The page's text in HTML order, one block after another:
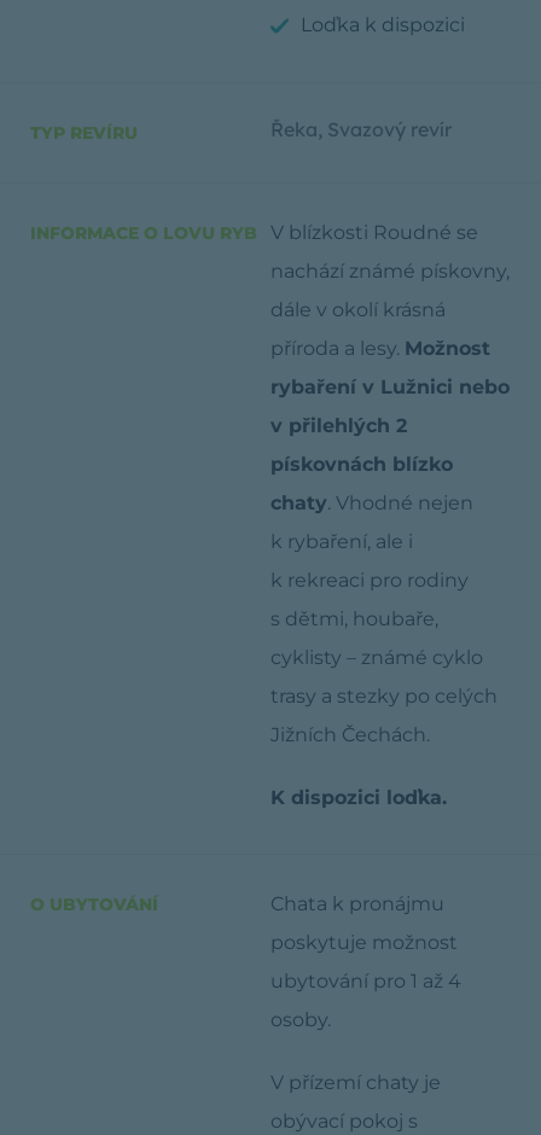
Loďka k dispozici
TYP REVÍRU Řeka, Svazový revír
INFORMACE O LOVU RYB
V blízkosti Roudné se
nachází známé pískovny,
dále v okolí krásná
příroda a lesy. Možnost
rybaření v Lužnici nebo
v přilehlých 2
pískovnách blízko
chaty. Vhodné nejen
k rybaření, ale i
k rekreaci pro rodiny
s dětmi, houbaře,
cyklisty – známé cyklo
trasy a stezky po celých
Jižních Čechách.
K dispozici loďka.
O UBYTOVÁNÍ
Chata k pronájmu
poskytuje možnost
ubytování pro 1 až 4
osoby.
V přízemí chaty je
obývací pokoj s